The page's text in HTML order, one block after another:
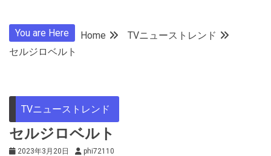
You are Here Home
TVニューストレンド
セルジロベルト
TVニューストレンド
セルジロベルト
2023年3月20日 phi72110